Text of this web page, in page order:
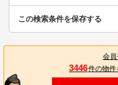
この検索条件を保存する
会員
3446件の物件